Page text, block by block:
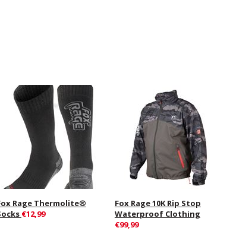
Rage Thermolite®
€12,99
Fox Rage 10K Rip Stop
Waterproof Clothing
€99,99